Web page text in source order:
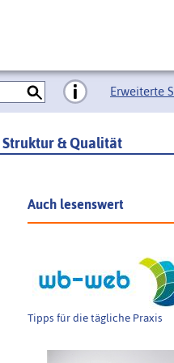
Erweiterte
Struktur & Qualität
Auch lesenswert
Tipps für die tägliche Praxis